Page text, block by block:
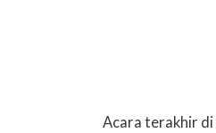
Acara terakhir